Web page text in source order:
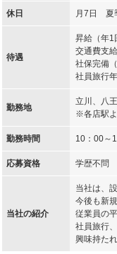
休日 月7日 夏
待遇
昇給（年1
交通費支
社保完備
社員旅行
勤務地
立川、八
※各店駅
勤務時間 10：00～
応募資格 学歴不問
当社の紹介
当社は、
今後も新
従業員の
社員旅行
興味持た